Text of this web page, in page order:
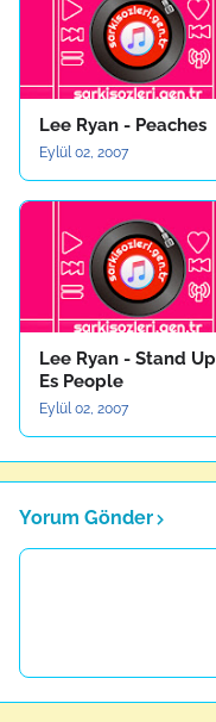
Lee Ryan - Peaches
Eylül 02, 2007
Lee Ryan - Stand Up
Es People
Eylül 02, 2007
Yorum Gönder